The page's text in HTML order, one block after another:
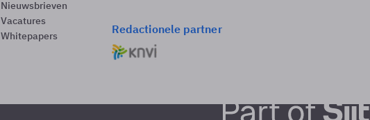
Nieuwsbrieven
Vacatures
Whitepapers
Redactionele partner